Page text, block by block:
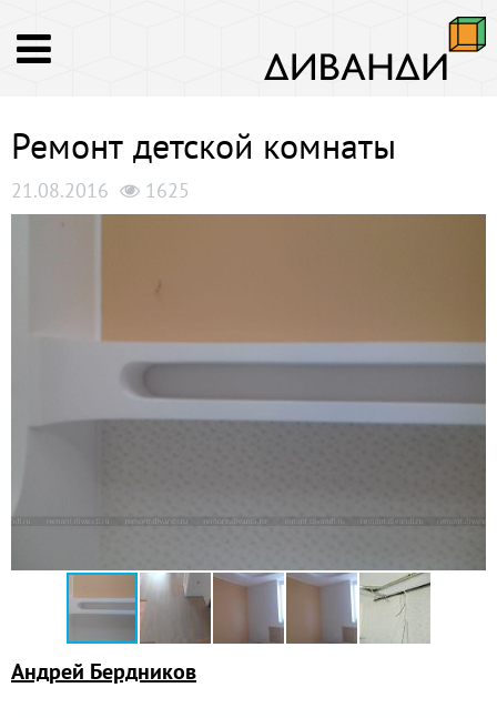
Ремонт детской комнаты
21.08.2016 1625
Андрей Бердников